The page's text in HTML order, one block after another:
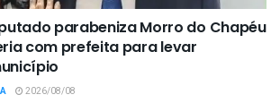
parabeniza Morro do Chapéu
com prefeita para levar
2026/08/08